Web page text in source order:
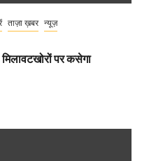
ताज़ा ख़बर न्यूज़
पर कसेगा